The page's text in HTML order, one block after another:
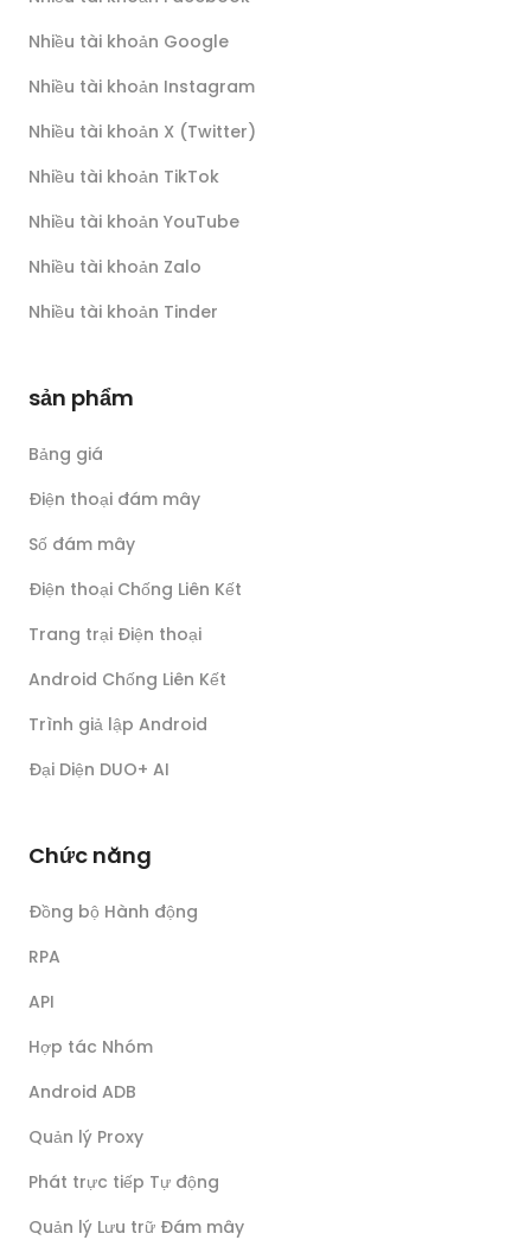
Nhiều tài khoản Google
Nhiều tài khoản Instagram
Nhiều tài khoản X (Twitter)
Nhiều tài khoản TikTok
Nhiều tài khoản YouTube
Nhiều tài khoản Zalo
Nhiều tài khoản Tinder
sản phẩm
Bảng giá
Điện thoại đám mây
Số đám mây
Điện thoại Chống Liên Kết
Trang trại Điện thoại
Android Chống Liên Kết
Trình giả lập Android
Đại Diện DUO+ AI
Chức năng
Đồng bộ Hành động
RPA
API
Hợp tác Nhóm
Android ADB
Quản lý Proxy
Phát trực tiếp Tự động
Quản lý Lưu trữ Đám mây